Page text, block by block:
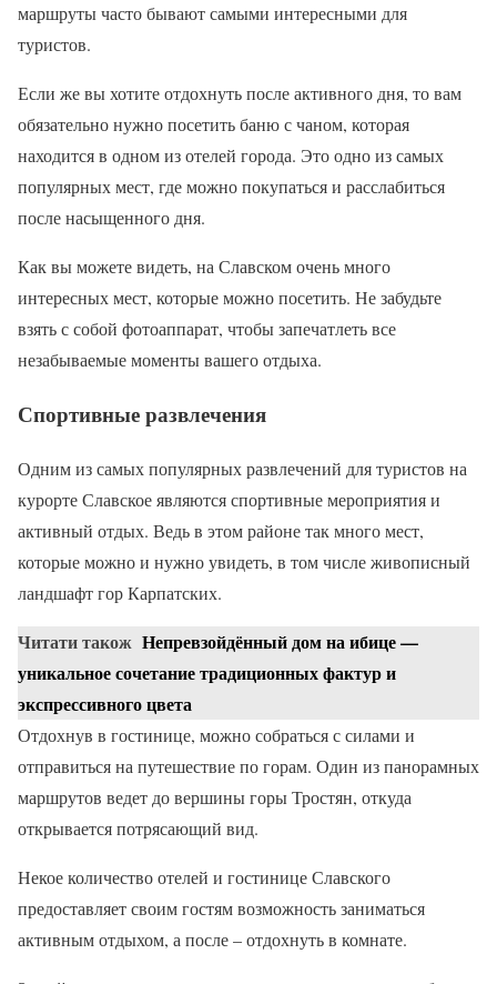
маршруты часто бывают самыми интересными для
туристов.
Если же вы хотите отдохнуть после активного дня, то вам
обязательно нужно посетить баню с чаном, которая
находится в одном из отелей города. Это одно из самых
популярных мест, где можно покупаться и расслабиться
после насыщенного дня.
Как вы можете видеть, на Славском очень много
интересных мест, которые можно посетить. Не забудьте
взять с собой фотоаппарат, чтобы запечатлеть все
незабываемые моменты вашего отдыха.
Спортивные развлечения
Одним из самых популярных развлечений для туристов на
курорте Славское являются спортивные мероприятия и
активный отдых. Ведь в этом районе так много мест,
которые можно и нужно увидеть, в том числе живописный
ландшафт гор Карпатских.
Читати також Непревзойдённый дом на ибице —
уникальное сочетание традиционных фактур и
экспрессивного цвета
Отдохнув в гостинице, можно собраться с силами и
отправиться на путешествие по горам. Один из панорамных
маршрутов ведет до вершины горы Тростян, откуда
открывается потрясающий вид.
Некое количество отелей и гостинице Славского
предоставляет своим гостям возможность заниматься
активным отдыхом, а после – отдохнуть в комнате.